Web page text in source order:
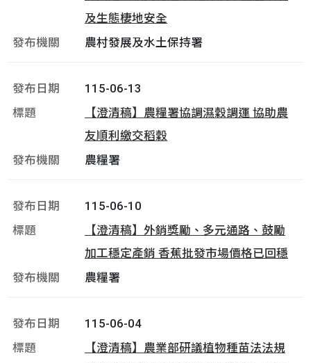
及生態棲地安全
農村發展及水土保持署
115-06-13
【澄清稿】農糧署協調濕穀調運 協助農
友順利繳交稻穀
農糧署
115-06-10
【澄清稿】外銷獎勵、多元通路、鼓勵
加工穩定產銷 香蕉批發市場價格已回穩
農糧署
115-06-04
【澄清稿】農業部研議植物種苗法法規